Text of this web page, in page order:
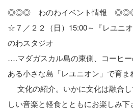
◎◎◎ わのわイベント情報
☆７／２２（日）15:00～『レユニ
のわスタジオ
….マダガスカル島の東側、コーヒ
ある小さな島「レユニオン」で育ま
文化の紹介。いかに文化は融合
しい音楽と軽食とともにお楽しみ下